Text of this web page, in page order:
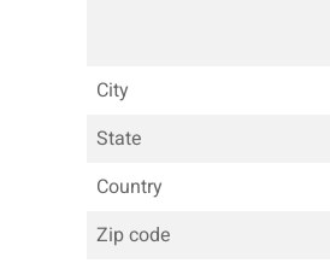
City
State
Country
Zip code